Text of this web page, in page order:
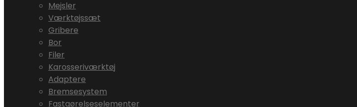
Mejsler
Værktøjssæt
Gribere
Bor
Filer
Karosseriværktøj
Adaptere
Bremsesystem
Fastgørelseselementer